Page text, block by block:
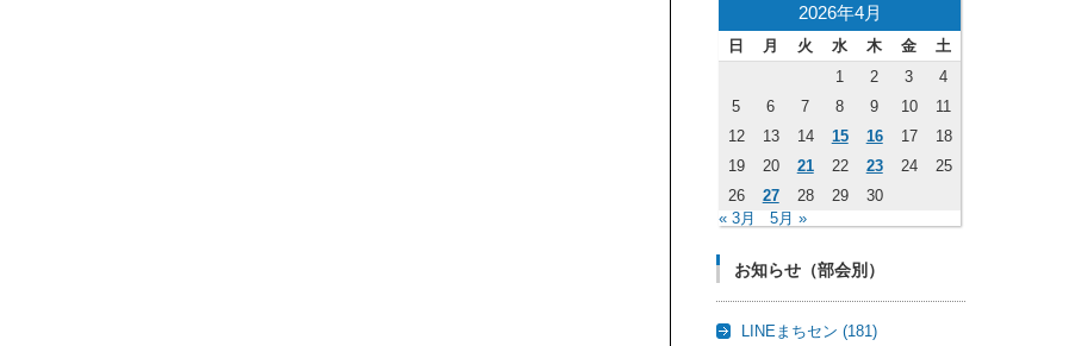
2026年4月
日 月 火 水 木 金
土
1
2 3
4
5
6 7 8 9 10
11
12
13 14 15 16 17
18
19
20 21 22 23 24
25
26
27 28 29
30
« 3月
5月 »
お知らせ（部会別）
LINEまちセン(181)